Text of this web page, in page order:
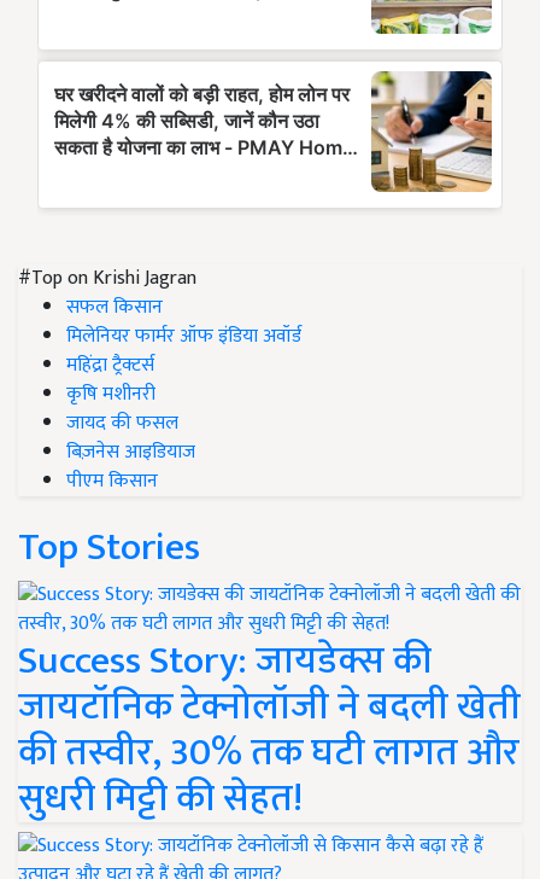
#Top on Krishi Jagran
सफल किसान
मिलेनियर फार्मर ऑफ इंडिया अवॉर्ड
महिंद्रा ट्रैक्टर्स
कृषि मशीनरी
जायद की फसल
बिज़नेस आइडियाज
पीएम किसान
Top Stories
Success Story: जायडेक्स की
जायटॉनिक टेक्नोलॉजी ने बदली खेती
की तस्वीर, 30% तक घटी लागत और
सुधरी मिट्टी की सेहत!